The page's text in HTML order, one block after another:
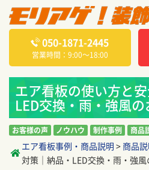
050-1871-2445
営業時間：9:00〜18:00
エア看板の使い方と
LED交換・雨・強風
お客様の声 ノウハウ 制作事例 商品
エア看板事例・商品説明 > 商品
対策｜納品・LED交換・雨・強